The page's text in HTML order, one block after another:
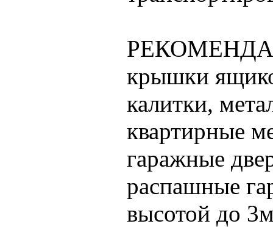
крышки
калитки,
квартирные
гаражные
распашные
высотой до